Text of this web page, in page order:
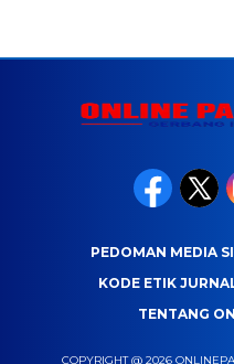
PEDOMAN MEDIA
KODE ETIK
TENTANG
COPYRIGHT @ 2026